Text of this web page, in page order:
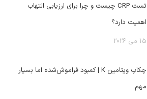
تست CRP چیست و چرا برای ارزیابی التهاب
اهمیت دارد؟
15 می 2026
چکاپ ویتامین K | کمبود فراموش‌شده اما بسیار
مهم